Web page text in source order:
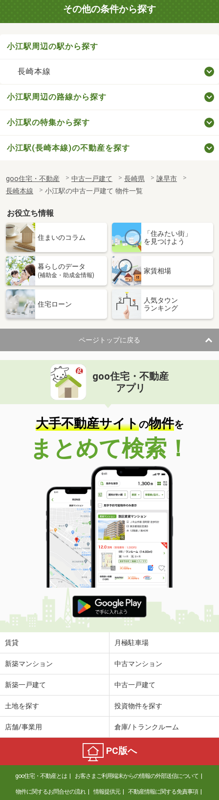
その他の条件から探す
小江駅周辺の駅から探す
長崎本線
小江駅周辺の路線から探す
小江駅の特集から探す
小江駅(長崎本線)の不動産を探す
goo住宅・不動産 中古一戸建て 長崎県
諫早市
長崎本線
小江駅の中古一戸建て 物件一覧
お役立ち情報
住まいのコラム
「住みたい街」
を見つけよう
暮らしのデータ
(補助金・助成金情報)
家賃相場
住宅ローン
人気タウン
ランキング
ページトップに戻る
goo住宅・不動産
アプリ
大手不動産サイトの物件を
まとめて検索！
賃貸 月極駐車場
新築マンション 中古マンション
新築一戸建て 中古一戸建て
土地を探す 投資物件を探す
店舗/事業用 倉庫/トランクルーム
PC版へ
goo住宅・不動産とは お客さまご利用端末からの情報の外部送信について
物件に関するお問合せの流れ 情報提供元 不動産情報に関する免責事項